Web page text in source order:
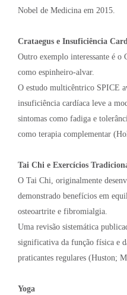
Nobel de Medicina em 2015.
Crataegus e Insuficiência
Outro exemplo interessante é o
como espinheiro-alvar.
O estudo multicêntrico SPICE
insuficiência cardíaca leve a
sintomas como fadiga e
como terapia complementar
Tai Chi e Exercícios
O Tai Chi, originalmente
demonstrado benefícios em
osteoartrite e fibromialgia.
Uma revisão sistemática
significativa da função física e
praticantes regulares (Huston;
Yoga